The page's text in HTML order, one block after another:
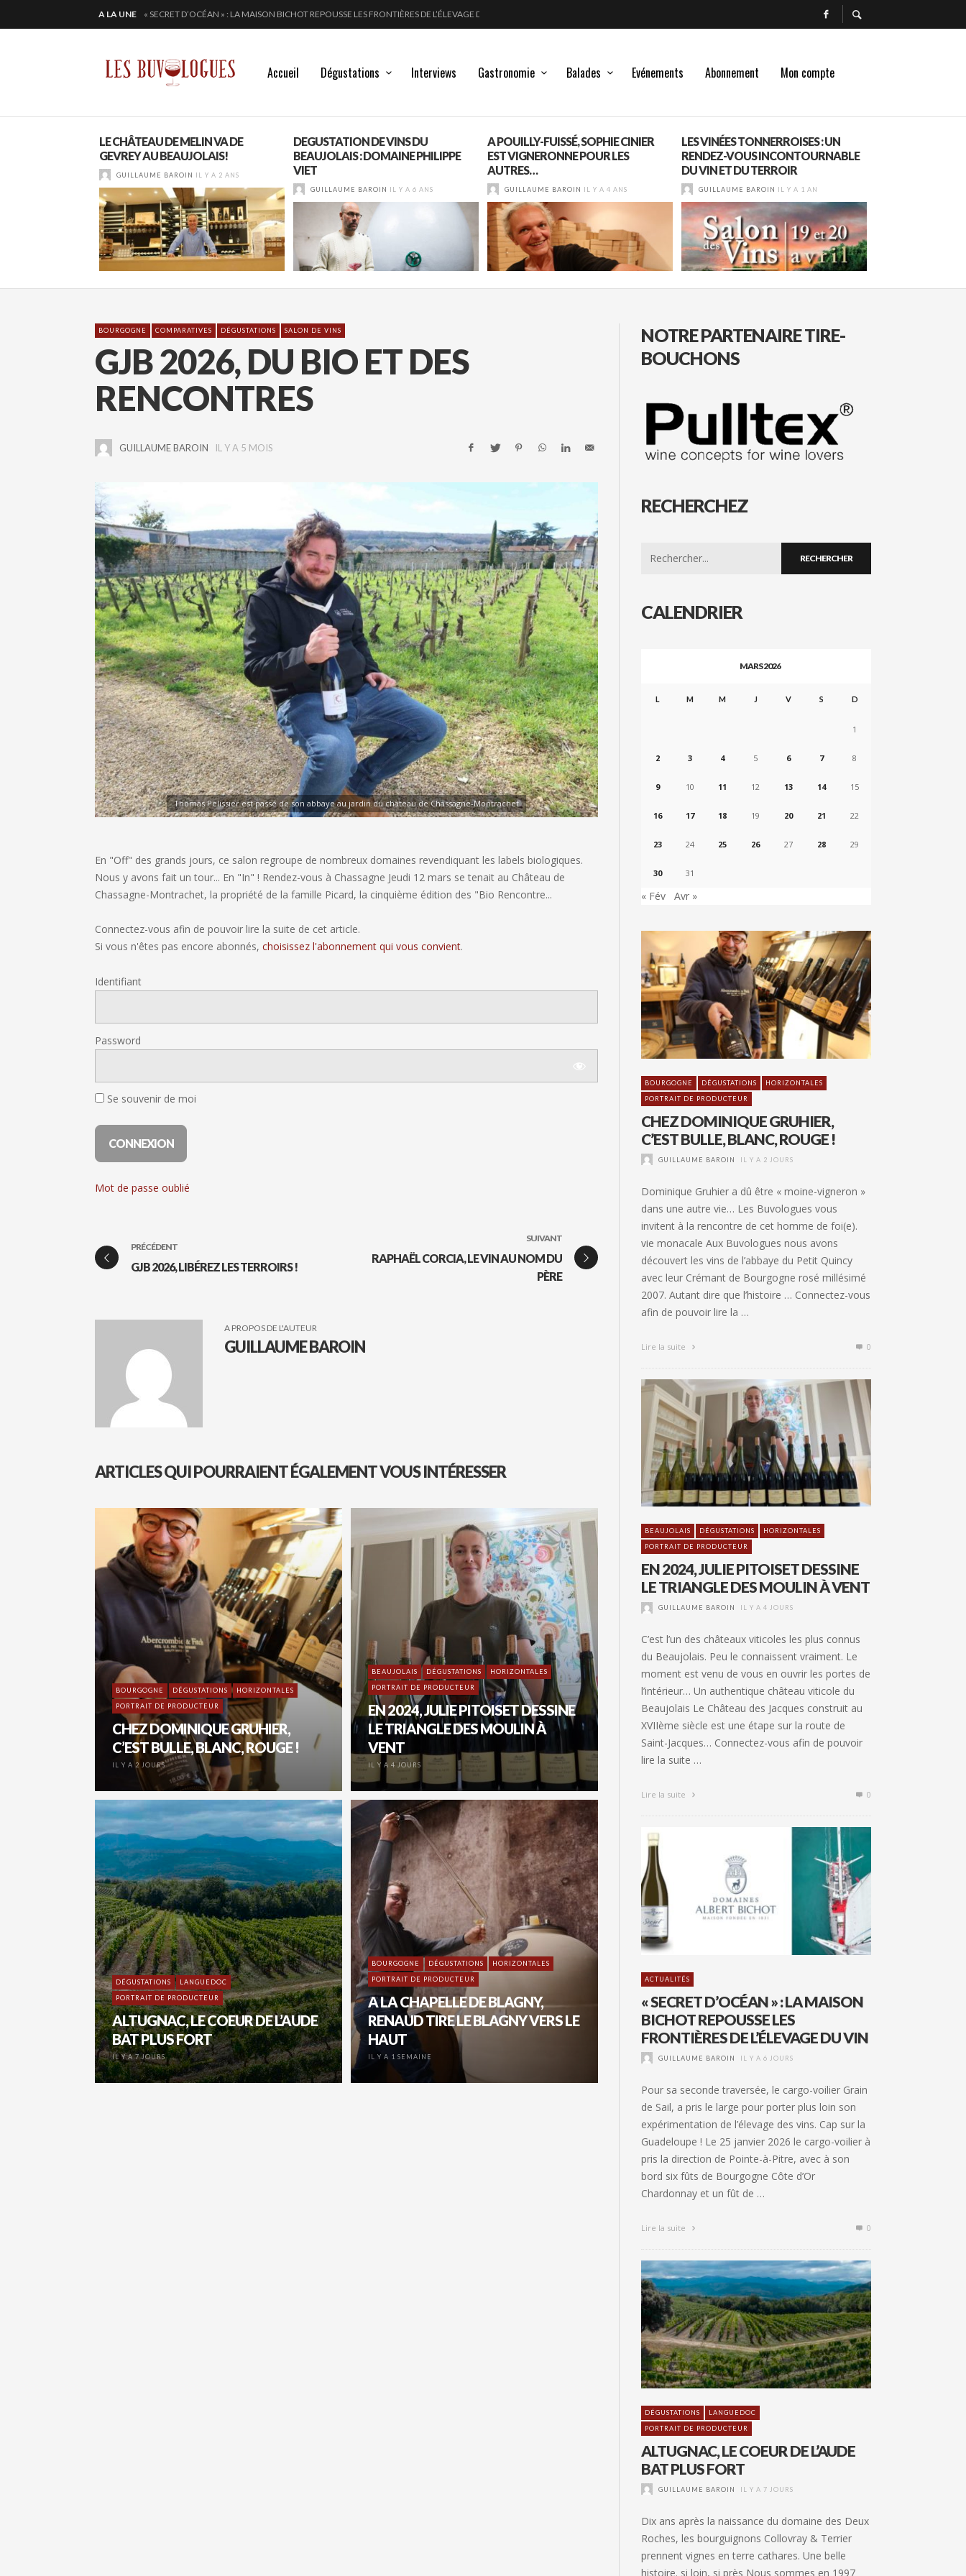
A LA UNE
ALTUGNAC, LE COEUR DE L’AUDE BAT PLUS FORT
Accueil Dégustations Interviews Gastronomie Balades Evénements Abonnement Mon compte
LE CHÂTEAU DE MELIN VA DE
GEVREY AU BEAUJOLAIS!
GUILLAUME BAROIN IL Y A 2 ANS
DEGUSTATION DE VINS DU
BEAUJOLAIS : DOMAINE PHILIPPE
VIET
GUILLAUME BAROIN IL Y A 6 ANS
A POUILLY-FUISSÉ, SOPHIE CINIER
EST VIGNERONNE POUR LES
AUTRES…
GUILLAUME BAROIN IL Y A 4 ANS
LES VINÉES TONNERROISES : UN
RENDEZ-VOUS INCONTOURNABLE
DU VIN ET DU TERROIR
GUILLAUME BAROIN IL Y A 1 AN
BOURGOGNE COMPARATIVES DÉGUSTATIONS SALON DE VINS
GJB 2026, DU BIO ET DES
RENCONTRES
GUILLAUME BAROIN IL Y A 5 MOIS
Thomas Pelissier est passé de son abbaye au jardin du château de Chassagne-Montrachet
En "Off" des grands jours, ce salon regroupe de nombreux domaines revendiquant les labels biologiques.
Nous y avons fait un tour... En "In" ! Rendez-vous à Chassagne Jeudi 12 mars se tenait au Château de
Chassagne-Montrachet, la propriété de la famille Picard, la cinquième édition des "Bio Rencontre...
Connectez-vous afin de pouvoir lire la suite de cet article.
Si vous n'êtes pas encore abonnés, choisissez l'abonnement qui vous convient.
Identifiant
Password
Se souvenir de moi
Mot de passe oublié
PRÉCÉDENT
GJB 2026, LIBÉREZ LES TERROIRS !
SUIVANT
RAPHAËL CORCIA, LE VIN AU NOM DU
PÈRE
A PROPOS DE L'AUTEUR
GUILLAUME BAROIN
ARTICLES QUI POURRAIENT ÉGALEMENT VOUS INTÉRESSER
BOURGOGNE DÉGUSTATIONS
HORIZONTALES
PORTRAIT DE PRODUCTEUR
CHEZ DOMINIQUE GRUHIER,
C’EST BULLE, BLANC, ROUGE !
IL Y A 2 JOURS
BEAUJOLAIS DÉGUSTATIONS
HORIZONTALES
PORTRAIT DE PRODUCTEUR
EN 2024, JULIE PITOISET DESSINE
LE TRIANGLE DES MOULIN À
VENT
IL Y A 4 JOURS
DÉGUSTATIONS
LANGUEDOC
PORTRAIT DE PRODUCTEUR
ALTUGNAC, LE COEUR DE L’AUDE
BAT PLUS FORT
IL Y A 7 JOURS
BOURGOGNE DÉGUSTATIONS
HORIZONTALES
PORTRAIT DE PRODUCTEUR
A LA CHAPELLE DE BLAGNY,
RENAUD TIRE LE BLAGNY VERS LE
HAUT
IL Y A 1 SEMAINE
NOTRE PARTENAIRE TIRE-
BOUCHONS
RECHERCHEZ
CALENDRIER
MARS 2026
L M M J V S D
1
2 3 4 5 6 7 8
9 10 11 12 13 14 15
16 17 18 19 20 21 22
23 24 25 26 27 28 29
30 31
« Fév Avr »
BOURGOGNE DÉGUSTATIONS
HORIZONTALES
PORTRAIT DE PRODUCTEUR
CHEZ DOMINIQUE GRUHIER,
C’EST BULLE, BLANC, ROUGE !
GUILLAUME BAROIN IL Y A 2 JOURS
Dominique Gruhier a dû être « moine-vigneron »
dans une autre vie… Les Buvologues vous
invitent à la rencontre de cet homme de foi(e).
vie monacale Aux Buvologues nous avons
découvert les vins de l’abbaye du Petit Quincy
avec leur Crémant de Bourgogne rosé millésimé
2007. Autant dire que l’histoire … Connectez-vous
afin de pouvoir lire la …
Lire la suite 0
BEAUJOLAIS DÉGUSTATIONS
HORIZONTALES
PORTRAIT DE PRODUCTEUR
EN 2024, JULIE PITOISET DESSINE
LE TRIANGLE DES MOULIN À VENT
GUILLAUME BAROIN IL Y A 4 JOURS
C’est l’un des châteaux viticoles les plus connus
du Beaujolais. Peu le connaissent vraiment. Le
moment est venu de vous en ouvrir les portes de
l’intérieur… Un authentique château viticole du
Beaujolais Le Château des Jacques construit au
XVIIème siècle est une étape sur la route de
Saint-Jacques… Connectez-vous afin de pouvoir
lire la suite …
Lire la suite 0
ACTUALITÉS
« SECRET D’OCÉAN » : LA MAISON
BICHOT REPOUSSE LES
FRONTIÈRES DE L’ÉLEVAGE DU VIN
GUILLAUME BAROIN IL Y A 6 JOURS
Pour sa seconde traversée, le cargo-voilier Grain
de Sail, a pris le large pour porter plus loin son
expérimentation de l’élevage des vins. Cap sur la
Guadeloupe ! Le 25 janvier 2026 le cargo-voilier à
pris la direction de Pointe-à-Pitre, avec à son
bord six fûts de Bourgogne Côte d’Or
Chardonnay et un fût de …
Lire la suite 0
DÉGUSTATIONS
LANGUEDOC
PORTRAIT DE PRODUCTEUR
ALTUGNAC, LE COEUR DE L’AUDE
BAT PLUS FORT
GUILLAUME BAROIN IL Y A 7 JOURS
Dix ans après la naissance du domaine des Deux
Roches, les bourguignons Collovray & Terrier
prennent vignes en terre cathares. Une belle
histoire. si loin, si près Nous sommes en 1997